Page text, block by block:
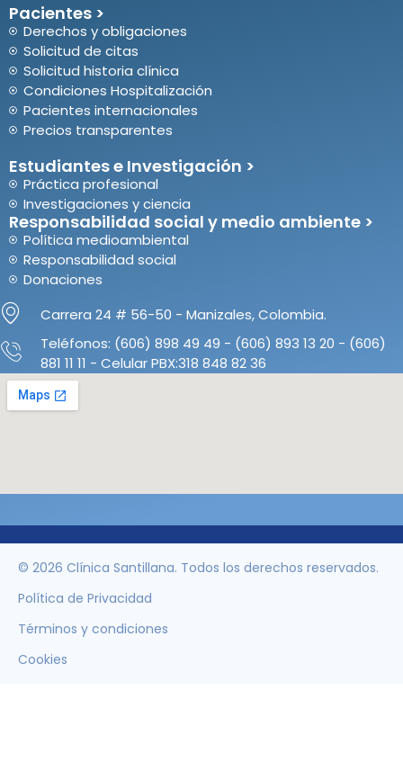
Pacientes >
Derechos y obligaciones
Solicitud de citas
Solicitud historia clínica
Condiciones Hospitalización
Pacientes internacionales
Precios transparentes
Estudiantes e Investigación >
Práctica profesional
Investigaciones y ciencia
Responsabilidad social y medio ambiente >
Política medioambiental
Responsabilidad social
Donaciones
Carrera 24 # 56-50 - Manizales, Colombia.
Teléfonos: (606) 898 49 49 - (606) 893 13 20 - (606)
881 11 11 - Celular PBX:318 848 82 36
© 2026 Clínica Santillana. Todos los derechos reservados.
Política de Privacidad
Términos y condiciones
Cookies